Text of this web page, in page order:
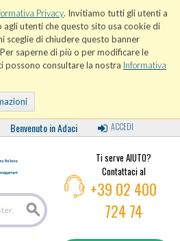
Privacy. Invitiamo tutti gli utenti a
utenti che questo sito usa cookie di
sceglie di chiudere questo banner
saperne di più o per modificare le
possono consultare la nostra Informativa
Benvenuto in Adaci ACCEDI
Ti serve AIUTO?
Contattaci al
+39 02 400
724 74